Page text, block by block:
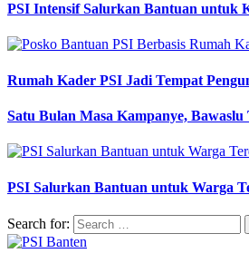
PSI Intensif Salurkan Bantuan untuk
Rumah Kader PSI Jadi Tempat
Satu Bulan Masa Kampanye,
PSI Salurkan Bantuan untuk Warga
Search for: